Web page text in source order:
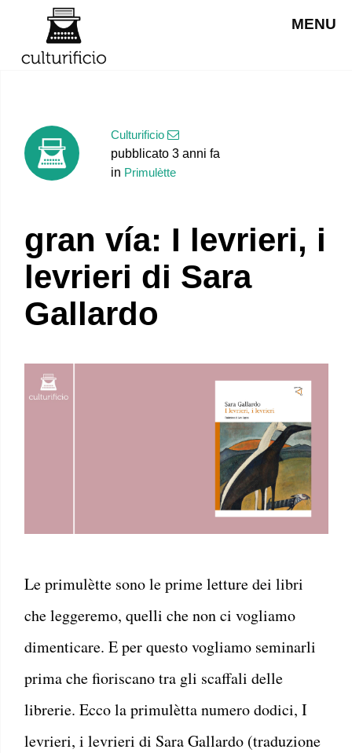
MENU
Culturificio
pubblicato 3 anni fa
in Primulètte
gran vía: I levrieri, i
levrieri di Sara
Gallardo
Le primulètte sono le prime letture dei libri
che leggeremo, quelli che non ci vogliamo
dimenticare. E per questo vogliamo seminarli
prima che fioriscano tra gli scaffali delle
librerie. Ecco la primulètta numero dodici, I
levrieri, i levrieri di Sara Gallardo (traduzione